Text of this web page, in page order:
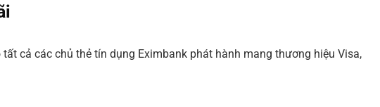
cả các chủ thẻ tín dụng Eximbank phát hành mang thương hiệu Visa,